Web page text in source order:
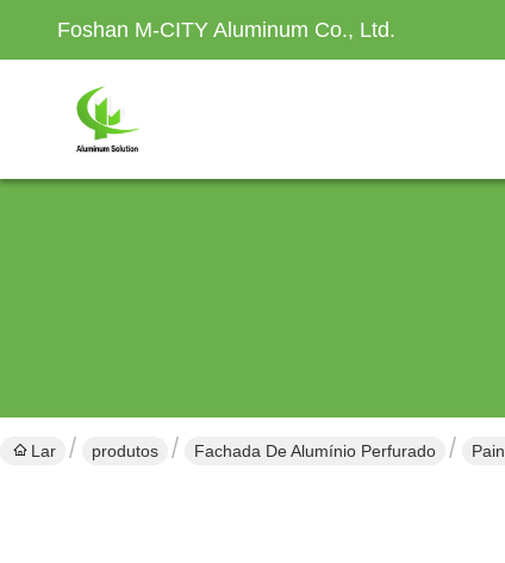
Foshan M-CITY Aluminum Co., Ltd.
Lar produtos Fachada De Alumínio Perfurado